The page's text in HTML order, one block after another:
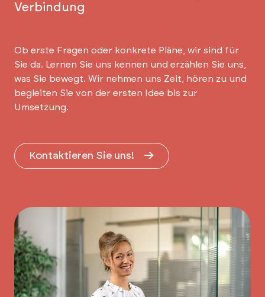
Verbindung
Ob erste Fragen oder konkrete Pläne, wir sind für
Sie da. Lernen Sie uns kennen und erzählen Sie uns,
was Sie bewegt. Wir nehmen uns Zeit, hören zu und
begleiten Sie von der ersten Idee bis zur
Umsetzung.
Kontaktieren Sie uns!